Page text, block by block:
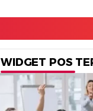
WIDGET POS